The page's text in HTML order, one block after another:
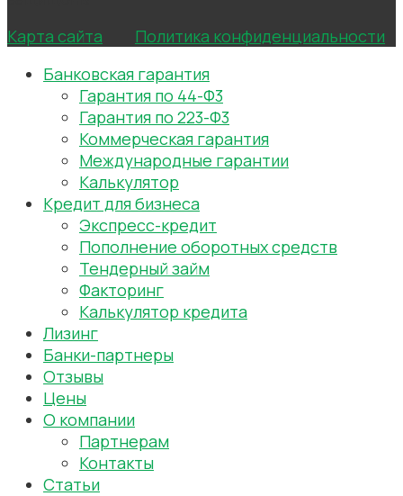
Карта сайта
Политика конфиденциальности
Банковская гарантия
Гарантия по 44-Ф3
Гарантия по 223-Ф3
Коммерческая гарантия
Международные гарантии
Калькулятор
Кредит для бизнеса
Экспресс-кредит
Пополнение оборотных средств
Тендерный займ
Факторинг
Калькулятор кредита
Лизинг
Банки-партнеры
Отзывы
Цены
О компании
Партнерам
Контакты
Статьи